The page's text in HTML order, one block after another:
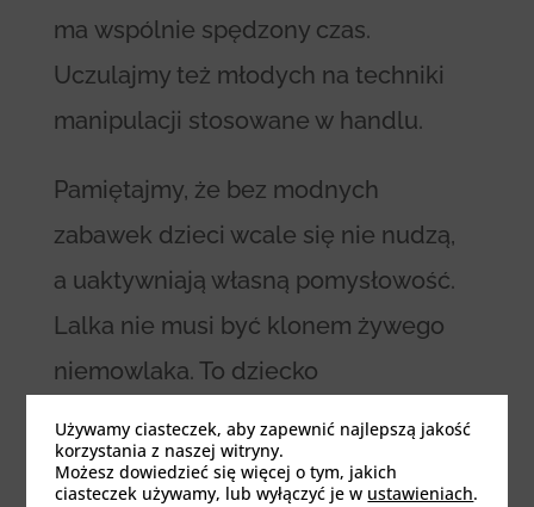
ma wspólnie spędzony czas.
Uczulajmy też młodych na techniki
manipulacji stosowane w handlu.
Pamiętajmy, że bez modnych
zabawek dzieci wcale się nie nudzą,
a uaktywniają własną pomysłowość.
Lalka nie musi być klonem żywego
niemowlaka. To dziecko
ma ją „ożywić” własną wyobraźnią.
DZIECI EMOCJE PSYCHOLOGIA
Używamy ciasteczek, aby zapewnić najlepszą jakość
korzystania z naszej witryny.
Możesz dowiedzieć się więcej o tym, jakich
ciasteczek używamy, lub wyłączyć je w ustawieniach.